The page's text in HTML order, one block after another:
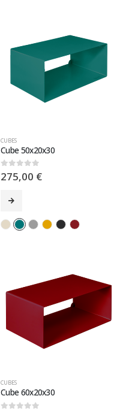
CUBES
Cube 50x20x30
0sur 5
275,00 €
CUBES
Cube 60x20x30